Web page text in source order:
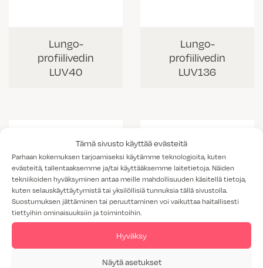
Tämä sivusto käyttää evästeitä
Parhaan kokemuksen tarjoamiseksi käytämme teknologioita, kuten
evästeitä, tallentaaksemme ja/tai käyttääksemme laitetietoja. Näiden
tekniikoiden hyväksyminen antaa meille mahdollisuuden käsitellä tietoja,
kuten selauskäyttäytymistä tai yksilöllisiä tunnuksia tällä sivustolla.
Suostumuksen jättäminen tai peruuttaminen voi vaikuttaa haitallisesti
tiettyihin ominaisuuksiin ja toimintoihin.
Hyväksy
Näytä asetukset
Lungo-
profiilivedin
LUV40
Lungo-
profiilivedin
LUV136
Lungo-
Lungo-